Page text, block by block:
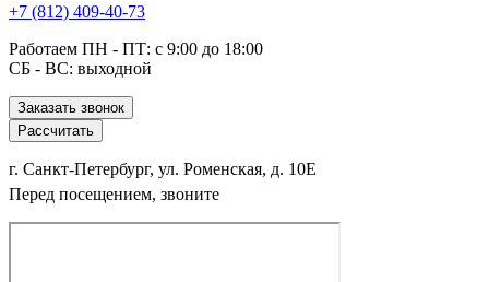
+7 (812) 409-40-73
Работаем ПН - ПТ: с 9:00 до 18:00
СБ - ВС: выходной
Заказать звонок
Рассчитать
г. Санкт-Петербург, ул. Роменская, д. 10Е
Перед посещением, звоните